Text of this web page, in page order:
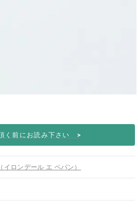
く前にお読み下さい >
ロンデール エ ペパン）